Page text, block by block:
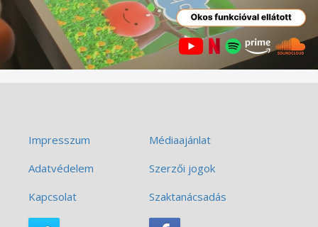
Impresszum
Médiaajánlat
Adatvédelem
Szerzői jogok
Kapcsolat
Szaktanácsadás